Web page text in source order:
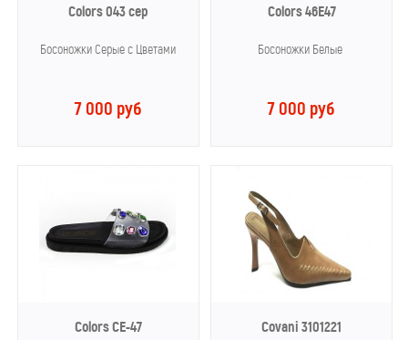
Colors 043 сер
Босоножки Серые с Цветами
7 000 руб
Colors 46E47
Босоножки Белые
7 000 руб
Colors CE-47 Covani 3101221